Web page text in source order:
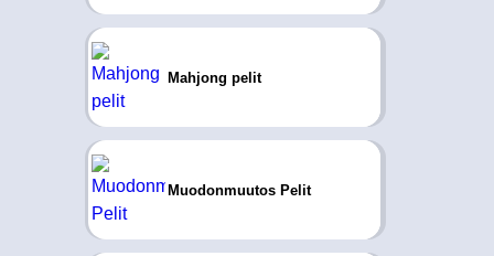
Mahjong pelit
Muodonmuutos Pelit